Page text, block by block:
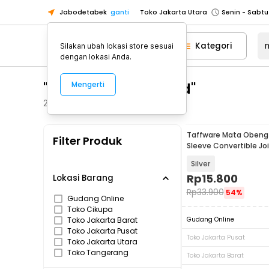
Jabodetabek ganti Toko Jakarta Utara
Toko Tangerang
Toko Cikupa
Pick n Go Jakarta Barat
Senin -
Pick n Go Bekasi
Toko Jakarta Barat
Senin -
Toko Tangerang
Senin - Jumat
Senin - Jumat
Kategori
"mata obeng hex rod"
241
Filter Produk
Lokasi Barang
Gudang Online
Toko Cikupa
Toko Jakarta Barat
Toko Jakarta Pusat
Toko Jakarta Utara
Toko Tangerang
Taffware Mata Obeng
Sleeve Convertible
Silver
Rp15.800
Rp33.900 54%
Gudang Online
Toko Jakarta Pusat
Toko Jakarta Barat
Silakan ubah lokasi store sesuai
dengan lokasi Anda.
Mengerti